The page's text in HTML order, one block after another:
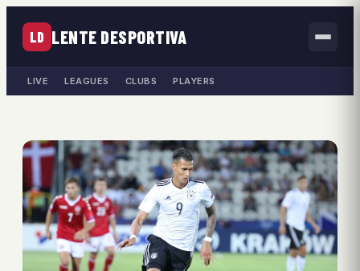
LD LENTE DESPORTIVA
LIVE LEAGUES CLUBS PLAYERS